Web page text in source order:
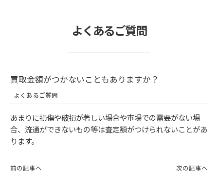
よくあるご質問
買取金額がつかないこともありますか？
よくあるご質問
あまりに損傷や破損が著しい場合や市場での需要がない場
合、流通ができないもの等は査定額がつけられないことがあ
ります。
前の記事へ 次の記事へ